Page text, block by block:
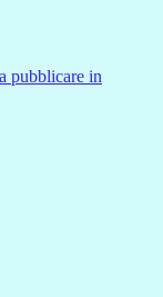
pubblicare in